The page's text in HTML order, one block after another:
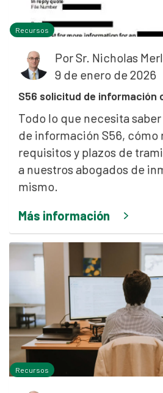
Recursos
PorSr. Nicholas
9 de enero de 2026
S56 solicitud de información
Todo lo que necesita
de información S56, cómo
requisitos y plazos de
a nuestros abogados de
mismo.
Más información
Recursos